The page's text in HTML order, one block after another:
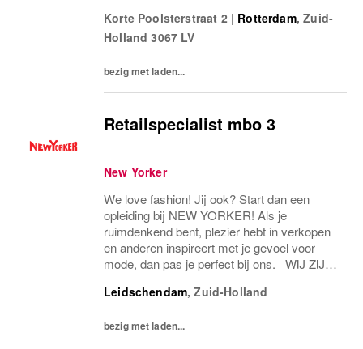
werkomgeving. WEES NEW YORKER
Wees jezelf! Iedereen is uniek...
Korte Poolsterstraat 2 | Rotterdam,Zuid-
Holland 3067 LV
bezig met laden...
Retailspecialist mbo 3
New Yorker
We love fashion! Jij ook? Start dan een
opleiding bij NEW YORKER! Als je
ruimdenkend bent, plezier hebt in verkopen
en anderen inspireert met je gevoel voor
mode, dan pas je perfect bij ons. WIJ ZIJN
in meer dan 45 landen, met meer dan 25.000
Leidschendam,Zuid-Holland
bezig met laden...